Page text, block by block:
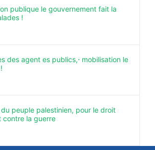
publique le gouvernement fait la
!
des agent es publics,⋅ mobilisation le
peuple palestinien, pour le droit
contre la guerre